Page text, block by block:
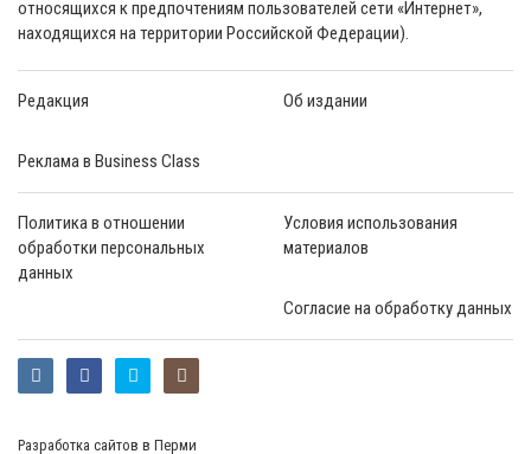
относящихся к предпочтениям пользователей сети «Интернет»,
находящихся на территории Российской Федерации).
Редакция Об издании
Реклама в Business Class
Политика в отношении
обработки персональных
данных
Условия использования
материалов
Согласие на обработку данных
Разработка сайтов в Перми